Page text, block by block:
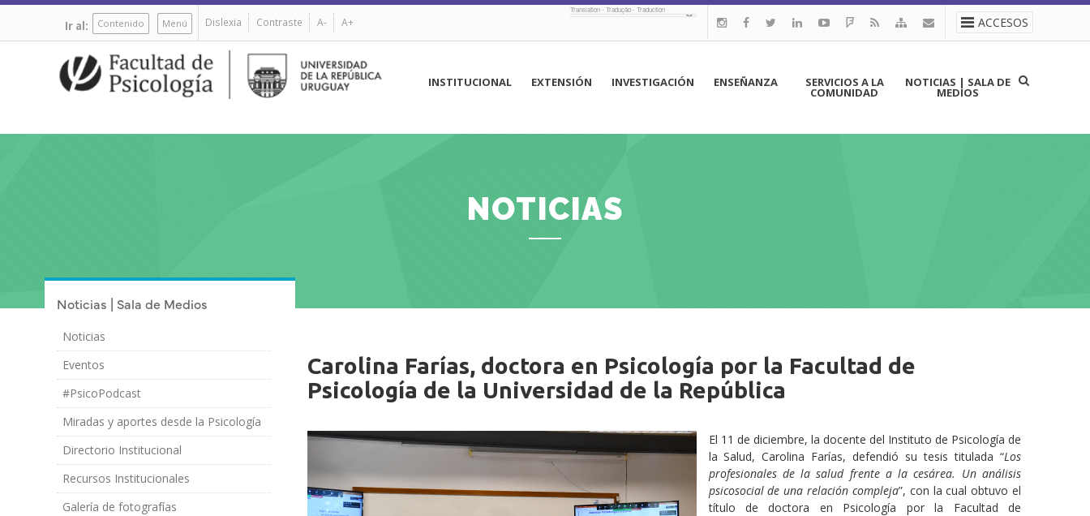
Pasar
contenido
Ir al: Contenido Menú Dislexia Contraste A- A+ ACCESOS
Translation - Tradução - Traduction
principal
INSTITUCIONAL EXTENSIÓN INVESTIGACIÓN ENSEÑANZA SERVICIOS A LA
COMUNIDAD
NOTICIAS | SALA DE
MEDIOS
NOTICIAS
Noticias | Sala de Medios
Noticias
Eventos
#PsicoPodcast
Miradas y aportes desde la Psicología
Directorio Institucional
Recursos Institucionales
Galería de fotografías
Carolina Farías, doctora en Psicología por la Facultad de
Psicología de la Universidad de la República
Imagen/Afiche
Cuerpo
El 11 de diciembre, la docente del Instituto de Psicología de
la Salud, Carolina Farías, defendió su tesis titulada “Los
profesionales de la salud frente a la cesárea. Un análisis
psicosocial de una relación compleja”, con la cual obtuvo el
título de doctora en Psicología por la Facultad de